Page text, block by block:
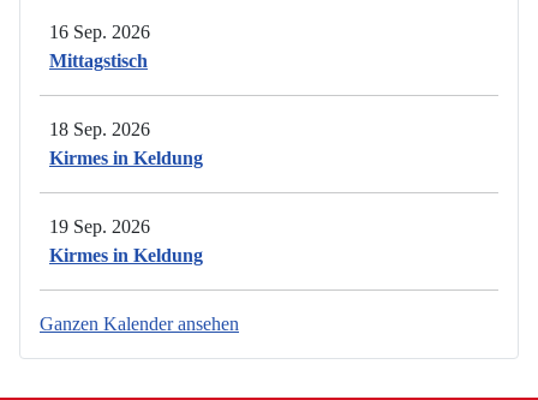
16 Sep. 2026
Mittagstisch
18 Sep. 2026
Kirmes in Keldung
19 Sep. 2026
Kirmes in Keldung
Ganzen Kalender ansehen